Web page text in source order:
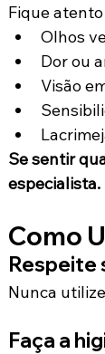
Fique
Olhos
Dor ou
Visão
Se sentir
especialista.
Como
Respeite
Nunca
Faça a